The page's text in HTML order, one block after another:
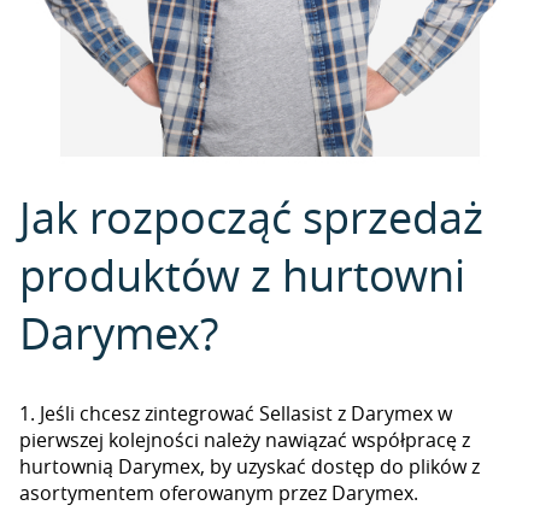
Jak rozpocząć sprzedaż
produktów z hurtowni
Darymex?
1. Jeśli chcesz zintegrować Sellasist z Darymex w
pierwszej kolejności należy nawiązać współpracę z
hurtownią Darymex, by uzyskać dostęp do plików z
asortymentem oferowanym przez Darymex.